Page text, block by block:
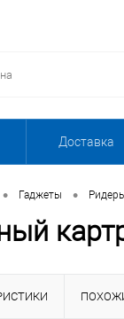
Доставка
• Гаджеты •